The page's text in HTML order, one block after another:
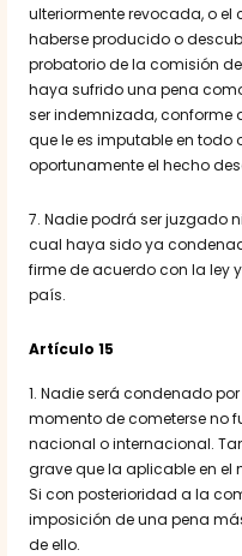
ulteriormente revocada, o
haberse producido o
probatorio de la comisión
haya sufrido una pena
ser indemnizada, conforme
que le es imputable en todo
oportunamente el hecho
7. Nadie podrá ser juzgado
cual haya sido ya
firme de acuerdo con la ley
país.
Artículo 15
1. Nadie será condenado
momento de cometerse no
nacional o internacional.
grave que la aplicable en el
Si con posterioridad a la
imposición de una pena
de ello.